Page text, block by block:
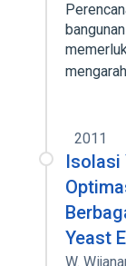
2011
Isolasi
Yeast
W.